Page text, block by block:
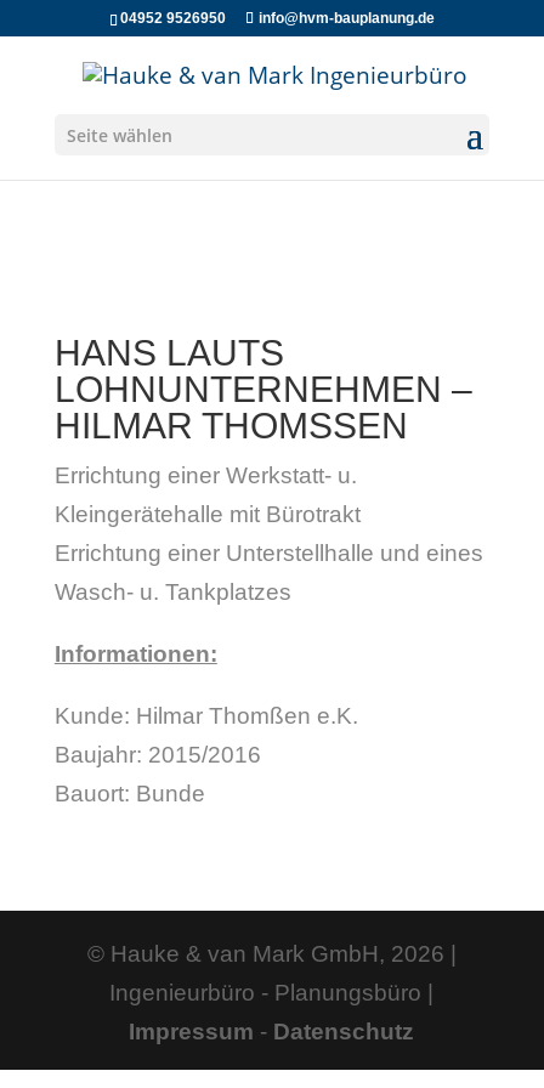
04952 9526950 info@hvm-bauplanung.de
Seite wählen
HANS LAUTS
LOHNUNTERNEHMEN –
HILMAR THOMSSEN
Errichtung einer Werkstatt- u.
Kleingerätehalle mit Bürotrakt
Errichtung einer Unterstellhalle und eines
Wasch- u. Tankplatzes
Informationen:
Kunde: Hilmar Thomßen e.K.
Baujahr: 2015/2016
Bauort: Bunde
© Hauke & van Mark GmbH, 2026 |
Ingenieurbüro - Planungsbüro |
Impressum - Datenschutz